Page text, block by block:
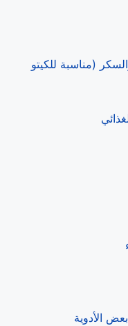
(مناسبة للكيتو
الأدوية